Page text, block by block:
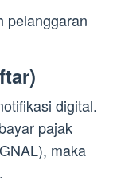
pelanggaran
digital.
pajak
maka